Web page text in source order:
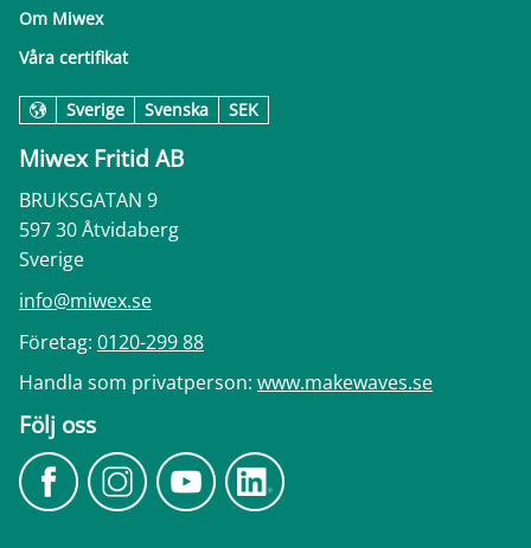
Om Miwex
Våra certifikat
Sverige Svenska SEK
Miwex Fritid AB
BRUKSGATAN 9
597 30 Åtvidaberg
Sverige
info@miwex.se
Företag: 0120-299 88
Handla som privatperson: www.makewaves.se
Följ oss